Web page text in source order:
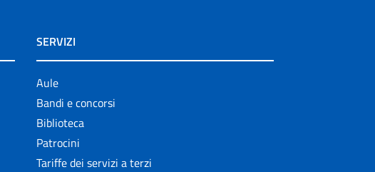
SERVIZI
Aule
Bandi e concorsi
Biblioteca
Patrocini
Tariffe dei servizi a terzi